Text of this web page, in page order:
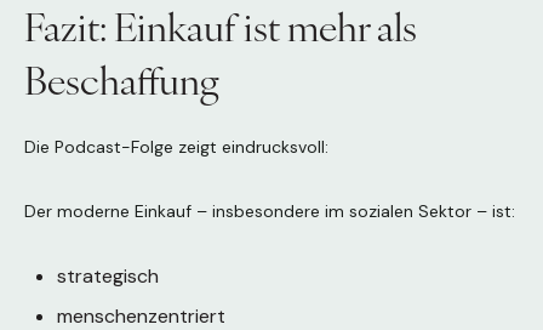
Fazit: Einkauf ist mehr als
Beschaffung
Die Podcast-Folge zeigt eindrucksvoll:
Der moderne Einkauf – insbesondere im sozialen Sektor – ist:
strategisch
menschenzentriert